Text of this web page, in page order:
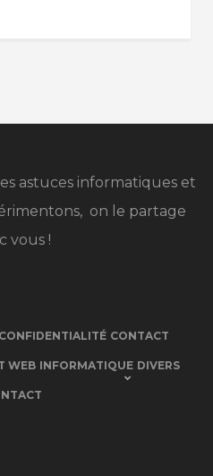
astuces informatiques et
on le partage
vous !
CONTACT
WEB INFORMATIQUE DIVERS